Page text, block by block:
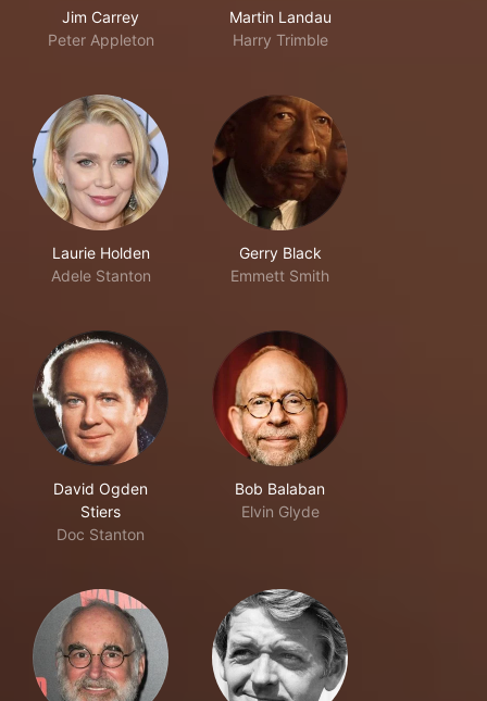
Jim Carrey
Peter Appleton
Martin Landau
Harry Trimble
Laurie Holden
Adele Stanton
Gerry Black
Emmett Smith
David Ogden
Stiers
Doc Stanton
Bob Balaban
Elvin Glyde